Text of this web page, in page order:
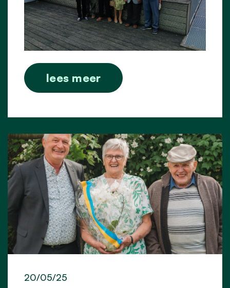
lees meer
20/05/25